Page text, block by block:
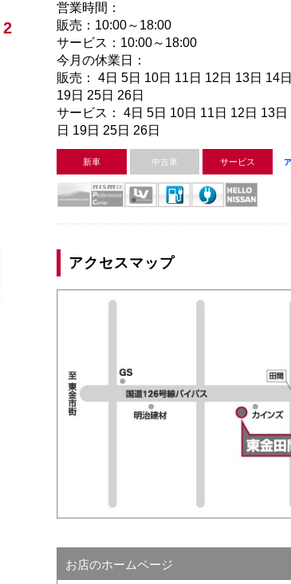
2
営業時間：
販売：10:00～18:00
サービス：10:00～18:00
今月の休業日：
販売： 4日 5日 10日 11日 12日 13日 14
19日 25日 26日
サービス： 4日 5日 10日 11日 12日 13
日 19日 25日 26日
新車 中古車 サービス
アクセスマップ
お店のホームページ